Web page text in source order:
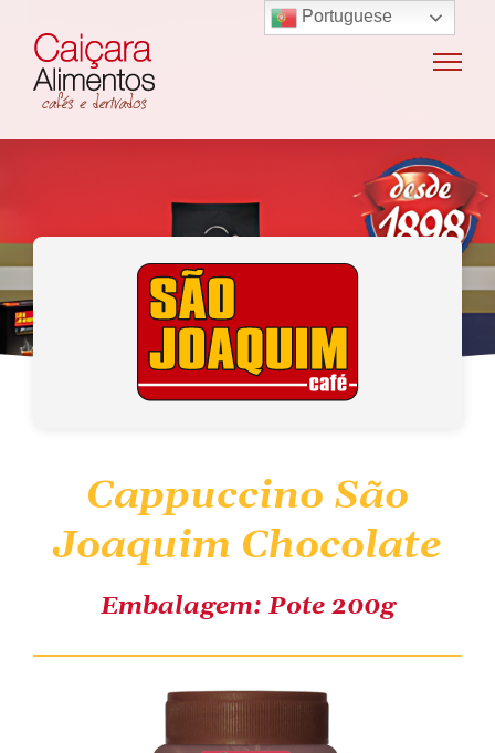
Locação e vendas de máquinas de café
Manutenção e oficina
Terceirização
Nossas marcas
SAC / Ouvidoria
COMPRE ONLINE
Cappuccino São
Joaquim Chocolate
Embalagem: Pote 200g
Portuguese